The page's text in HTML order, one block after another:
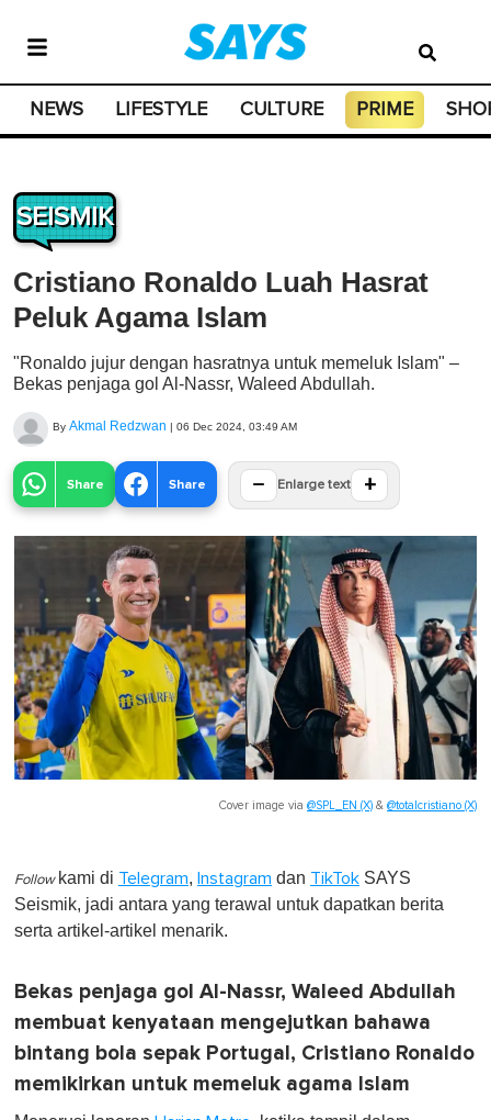
NEWS LIFESTYLE CULTURE PRIME
SEISMIK
Cristiano Ronaldo Luah Hasrat
Peluk Agama Islam
"Ronaldo jujur dengan hasratnya untuk memeluk Islam" –
Bekas penjaga gol Al-Nassr, Waleed Abdullah.
By Akmal Redzwan | 06 Dec 2024, 03:49 AM
Share Share − Enlarge text +
Cover image via @SPL_EN (X) & @totalcristiano (X)
Follow kami di Telegram, Instagram dan TikTok SAYS
Seismik, jadi antara yang terawal untuk dapatkan berita
serta artikel-artikel menarik.
Bekas penjaga gol Al-Nassr, Waleed Abdullah
membuat kenyataan mengejutkan bahawa
bintang bola sepak Portugal, Cristiano Ronaldo
memikirkan untuk memeluk agama Islam